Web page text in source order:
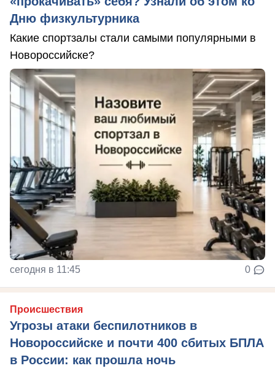
Дню физкультурника
Какие спортзалы стали самыми популярными в
Новороссийске?
сегодня в 11:45 0
Происшествия
Угрозы атаки беспилотников в
Новороссийске и почти 400 сбитых БПЛА
в России: как прошла ночь